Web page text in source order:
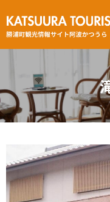
to
content
勝浦町観光情報サイト
阿波かつう
ら